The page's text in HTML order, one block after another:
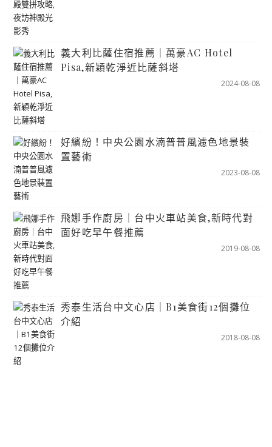
義大利比薩住宿推薦｜萬豪AC Hotel
Pisa,新穎乾淨近比薩斜塔
2024-08-08
好繽紛！中央公園水湳普普風濾色地景裝
置藝術
2023-08-08
飛娜手作廚房｜台中火車站美食,新時代對
面好吃早午餐推薦
2019-08-08
秀泰生活台中文心店｜B1美食街12個攤位
介紹
2018-08-08